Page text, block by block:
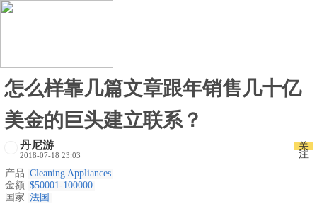
怎么样靠几篇文章跟年销售几十亿
美金的巨头建立联系？
丹尼游
2018-07-18 23:03
关
注
产品 Cleaning Appliances
金额 $50001-100000
国家 法国